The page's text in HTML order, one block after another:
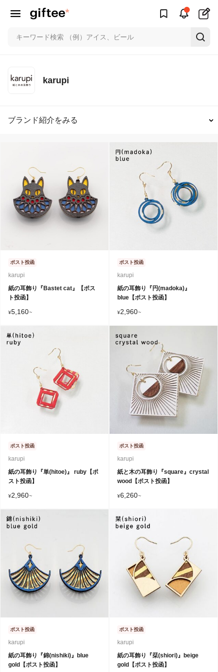
karupi
ブランド紹介をみる
ポスト投函
karupi
紙の耳飾り『Bastet cat』【ポス
ト投函】
¥5,160~
ポスト投函
karupi
紙の耳飾り『円(madoka)』
blue【ポスト投函】
¥2,960~
ポスト投函
karupi
紙の耳飾り『単(hitoe)』 ruby【ポ
スト投函】
¥2,960~
ポスト投函
karupi
紙と木の耳飾り『square』crystal
wood【ポスト投函】
¥6,260~
ポスト投函
karupi
紙の耳飾り『錦(nishiki)』blue
gold【ポスト投函】
ポスト投函
karupi
紙の耳飾り『栞(shiori)』beige
gold【ポスト投函】